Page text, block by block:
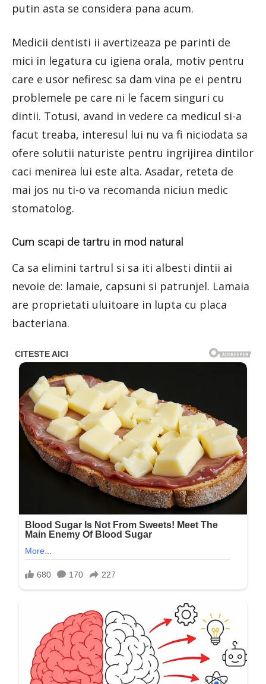
putin asta se considera pana acum.
Medicii dentisti ii avertizeaza pe parinti de
mici in legatura cu igiena orala, motiv pentru
care e usor nefiresc sa dam vina pe ei pentru
problemele pe care ni le facem singuri cu
dintii. Totusi, avand in vedere ca medicul si-a
facut treaba, interesul lui nu va fi niciodata sa
ofere solutii naturiste pentru ingrijirea dintilor
caci menirea lui este alta. Asadar, reteta de
mai jos nu ti-o va recomanda niciun medic
stomatolog.
Cum scapi de tartru in mod natural
Ca sa elimini tartrul si sa iti albesti dintii ai
nevoie de: lamaie, capsuni si patrunjel. Lamaia
are proprietati uluitoare in lupta cu placa
bacteriana.